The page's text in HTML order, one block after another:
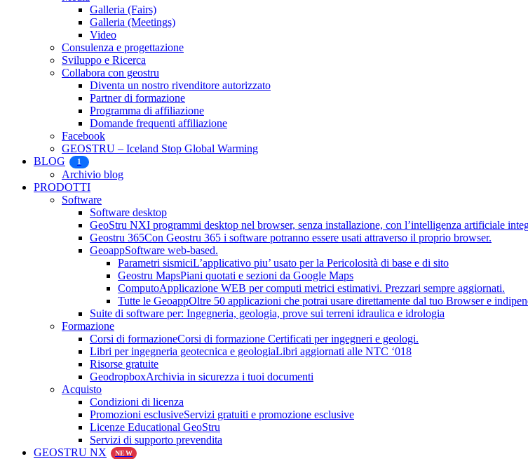
Galleria (Fairs)
Galleria (Meetings)
Video
Consulenza e progettazione
Sviluppo e Ricerca
Collabora con geostru
Diventa un nostro rivenditore autorizzato
Partner di formazione
Programma di affiliazione
Domande frequenti affiliazione
Facebook
GEOSTRU – Iceland Stop Global Warming
BLOG
1
Archivio blog
PRODOTTI
Software
Software desktop
GeoStru NXI programmi desktop nel browser, senza installazione, con l’intelligenza artificiale
Geostru 365Con Geostru 365 i software potranno essere usati attraverso il proprio browser.
GeoappSoftware web-based.
Parametri sismiciL’applicativo piu’ usato per la Pericolosità di base e di sito
Geostru MapsPiani quotati e sezioni da Google Maps
ComputoApplicazione WEB per computi metrici estimativi. Prezzari sempre aggiornati.
Tutte le GeoappOltre 50 applicazioni che potrai usare direttamente dal tuo Browser e
Suite di software per: Ingegneria, geologia, prove sui terreni idraulica e idrologia
Formazione
Corsi di formazioneCorsi di formazione Certificati per ingegneri e geologi.
Libri per ingegneria geotecnica e geologiaLibri aggiornati alle NTC ‘018
Risorse gratuite
GeodropboxArchivia in sicurezza i tuoi documenti
Acquisto
Condizioni di licenza
Promozioni esclusiveServizi gratuiti e promozione esclusive
Licenze Educational GeoStru
Servizi di supporto prevendita
GEOSTRU NX
NEW